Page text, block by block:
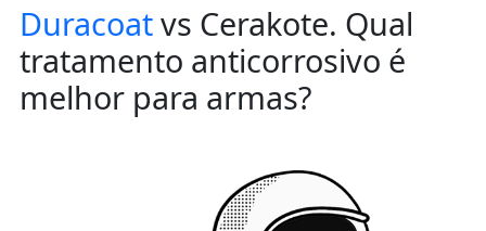
Duracoatvs Cerakote. Qual
tratamento anticorrosivo é
melhor para armas?